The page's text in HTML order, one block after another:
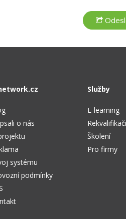
o nás
systému
podmínky
Služby
E-learning
Školení
Pro firmy